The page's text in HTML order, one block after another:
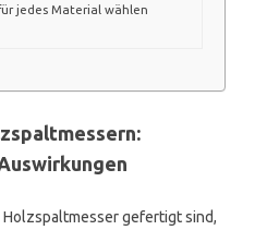
jedes Material wählen
gefertigt sind,